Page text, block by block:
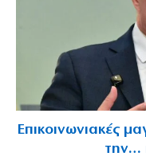
Επικοινωνιακές
την…